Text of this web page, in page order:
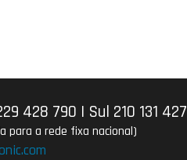
428 790 | Sul 210 131 427
para a rede fixa nacional)